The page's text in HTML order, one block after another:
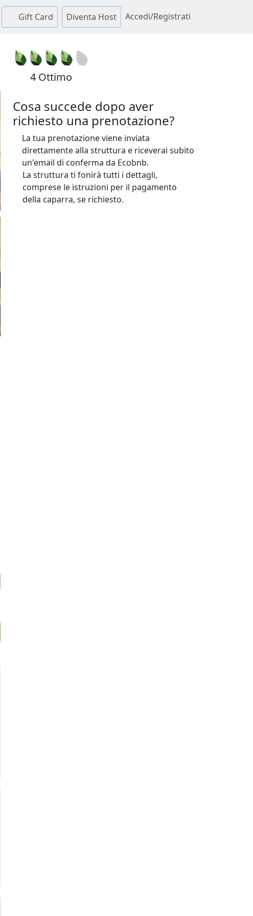
Gift Card Diventa Host Accedi/Registrati
4 Ottimo
Cosa succede dopo aver
richiesto una prenotazione?
La tua prenotazione viene inviata
direttamente alla struttura e riceverai subito
un'email di conferma da Ecobnb.
La struttura ti fonirà tutti i dettagli,
comprese le istruzioni per il pagamento
della caparra, se richiesto.